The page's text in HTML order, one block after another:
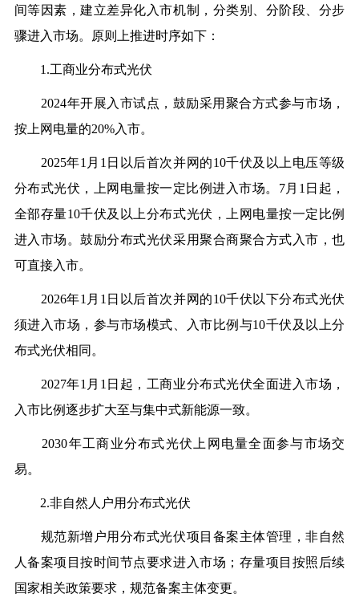
间等因素，建立差异化入市机制，分类别、分阶段、分步
骤进入市场。原则上推进时序如下：
1.工商业分布式光伏
2024年开展入市试点，鼓励采用聚合方式参与市场，
按上网电量的20%入市。
2025年1月1日以后首次并网的10千伏及以上电压等级
分布式光伏，上网电量按一定比例进入市场。7月1日起，
全部存量10千伏及以上分布式光伏，上网电量按一定比例
进入市场。鼓励分布式光伏采用聚合商聚合方式入市，也
可直接入市。
2026年1月1日以后首次并网的10千伏以下分布式光伏
须进入市场，参与市场模式、入市比例与10千伏及以上分
布式光伏相同。
2027年1月1日起，工商业分布式光伏全面进入市场，
入市比例逐步扩大至与集中式新能源一致。
2030年工商业分布式光伏上网电量全面参与市场交
易。
2.非自然人户用分布式光伏
规范新增户用分布式光伏项目备案主体管理，非自然
人备案项目按时间节点要求进入市场；存量项目按照后续
国家相关政策要求，规范备案主体变更。